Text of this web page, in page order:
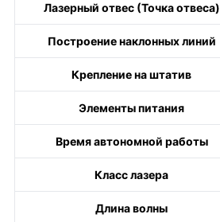
Лазерный отвес (Точка отвеса)
Построение наклонных линий
Крепление на штатив
Элементы питания
Время автономной работы
Класс лазера
Длина волны